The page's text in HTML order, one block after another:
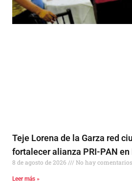
Teje Lorena de la Garza red
fortalecer alianza PRI-PAN
8 de agosto de 2026 No hay comentarios
Leer más »